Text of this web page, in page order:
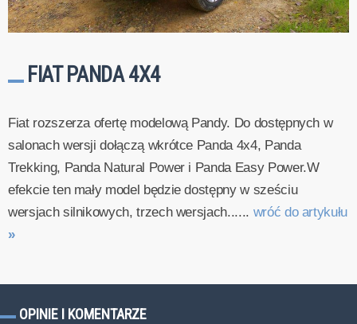
FIAT PANDA 4X4
Fiat rozszerza ofertę modelową Pandy. Do dostępnych w
salonach wersji dołączą wkrótce Panda 4x4, Panda
Trekking, Panda Natural Power i Panda Easy Power.W
efekcie ten mały model będzie dostępny w sześciu
wersjach silnikowych, trzech wersjach...... wróć do artykułu
»
OPINIE I KOMENTARZE